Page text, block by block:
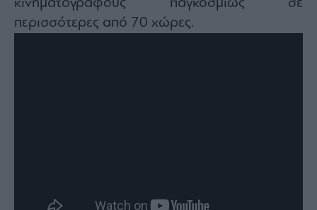
κινηματογράφους παγκοσμίως σε
περισσότερες από 70 χώρες.